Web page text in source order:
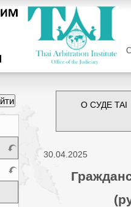
О СУДЕ TAI
30.04.2025